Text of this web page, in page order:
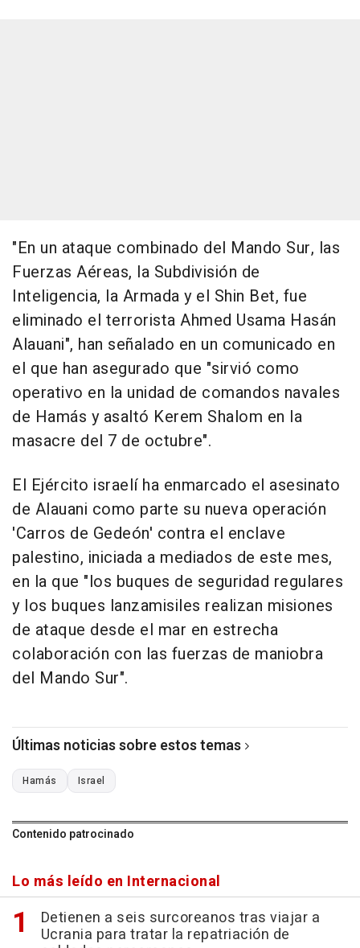
"En un ataque combinado del Mando Sur, las
Fuerzas Aéreas, la Subdivisión de
Inteligencia, la Armada y el Shin Bet, fue
eliminado el terrorista Ahmed Usama Hasán
Alauani", han señalado en un comunicado en
el que han asegurado que "sirvió como
operativo en la unidad de comandos navales
de Hamás y asaltó Kerem Shalom en la
masacre del 7 de octubre".
El Ejército israelí ha enmarcado el asesinato
de Alauani como parte su nueva operación
'Carros de Gedeón' contra el enclave
palestino, iniciada a mediados de este mes,
en la que "los buques de seguridad regulares
y los buques lanzamisiles realizan misiones
de ataque desde el mar en estrecha
colaboración con las fuerzas de maniobra
del Mando Sur".
Últimas noticias sobre estos temas
Hamás Israel
Contenido patrocinado
Lo más leído en Internacional
Detienen a seis surcoreanos tras viajar a
Ucrania para tratar la repatriación de